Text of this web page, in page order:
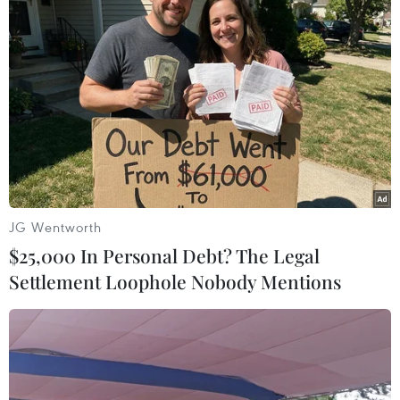
#Hà Giang #Truy tố #Lừa đảo
#Đồng bào dân tộc
Hà Giang
Tuyên Quang
Theo dõi VietnamPlus
TIN CÙNG CHUYÊN MỤC
Cựu Trưởng ban quản lý chung cư
JG Wentworth
$25,000 In Personal Debt? The Legal
Settlement Loophole Nobody Mentions